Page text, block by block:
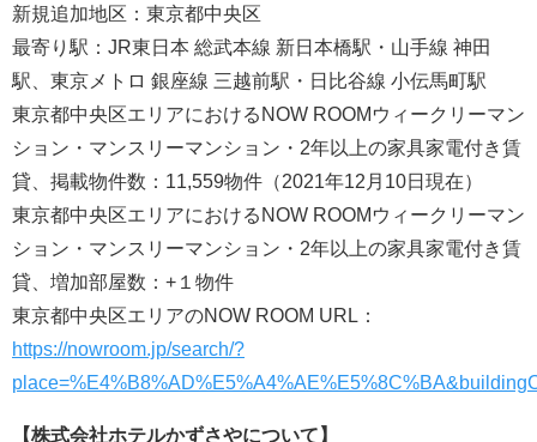
新規追加地区：東京都中央区
最寄り駅：JR東日本 総武本線 新日本橋駅・山手線 神田
駅、東京メトロ 銀座線 三越前駅・日比谷線 小伝馬町駅
東京都中央区エリアにおけるNOW ROOMウィークリーマン
ション・マンスリーマンション・2年以上の家具家電付き賃
貸、掲載物件数：11,559物件（2021年12月10日現在）
東京都中央区エリアにおけるNOW ROOMウィークリーマン
ション・マンスリーマンション・2年以上の家具家電付き賃
貸、増加部屋数：+１物件
東京都中央区エリアのNOW ROOM URL：
https://nowroom.jp/search/?
【株式会社ホテルかずさやについて】